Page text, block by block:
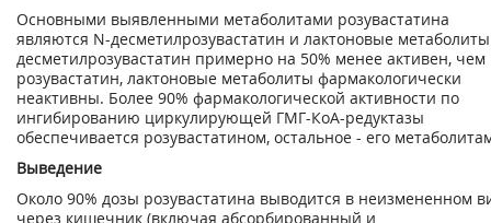
Основными выявленными метаболитами розувастатина
являются N-десметилрозувастатин и лактоновые
десметилрозувастатин примерно на 50% менее активен, чем
розувастатин, лактоновые метаболиты фармакологически
неактивны. Более 90% фармакологической активности по
ингибированию циркулирующей ГМГ-КоА-редуктазы
обеспечивается розувастатином, остальное - его
Выведение
Около 90% дозы розувастатина выводится в неизмененном
через кишечник (включая абсорбированный и